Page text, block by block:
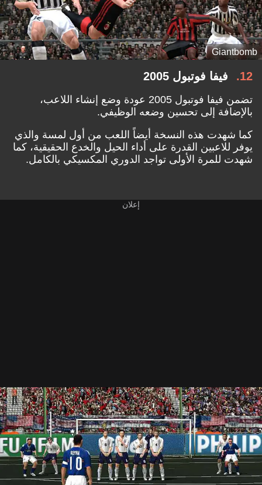
Giantbomb
12 فيفا فوتبول 2005
تضمن فيفا فوتبول 2005 عودة وضع إنشاء اللاعب،
بالإضافة إلى تحسين وضعه الوظيفي.
كما شهدت هذه النسخة أيضاً اللعب من أول لمسة والذي
يوفر للاعبين القدرة على أداء الحيل والخدع الحقيقية، كما
شهدت للمرة الأولى تواجد الدوري المكسيكي بالكامل.